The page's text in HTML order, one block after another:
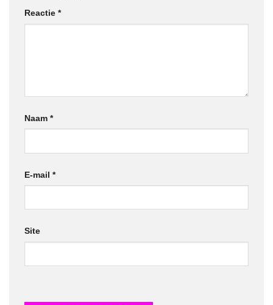
Reactie *
Naam *
E-mail *
Site